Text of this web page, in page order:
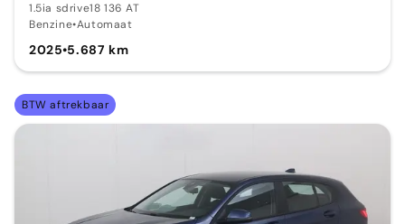
1.5ia sdrive18 136 AT
Benzine•Automaat
2025•5.687 km
BTW aftrekbaar